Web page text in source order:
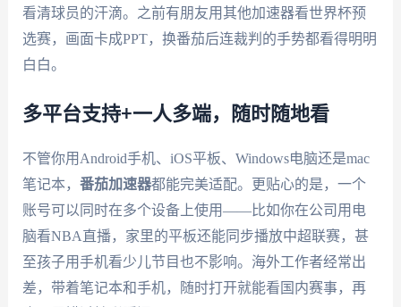
看清球员的汗滴。之前有朋友用其他加速器看世界杯预
选赛，画面卡成PPT，换番茄后连裁判的手势都看得明明
白白。
多平台支持+一人多端，随时随地看
不管你用Android手机、iOS平板、Windows电脑还是mac
笔记本， 番茄加速器都能完美适配。更贴心的是，一个
账号可以同时在多个设备上使用——比如你在公司用电
脑看NBA直播，家里的平板还能同步播放中超联赛，甚
至孩子用手机看少儿节目也不影响。海外工作者经常出
差，带着笔记本和手机，随时打开就能看国内赛事，再